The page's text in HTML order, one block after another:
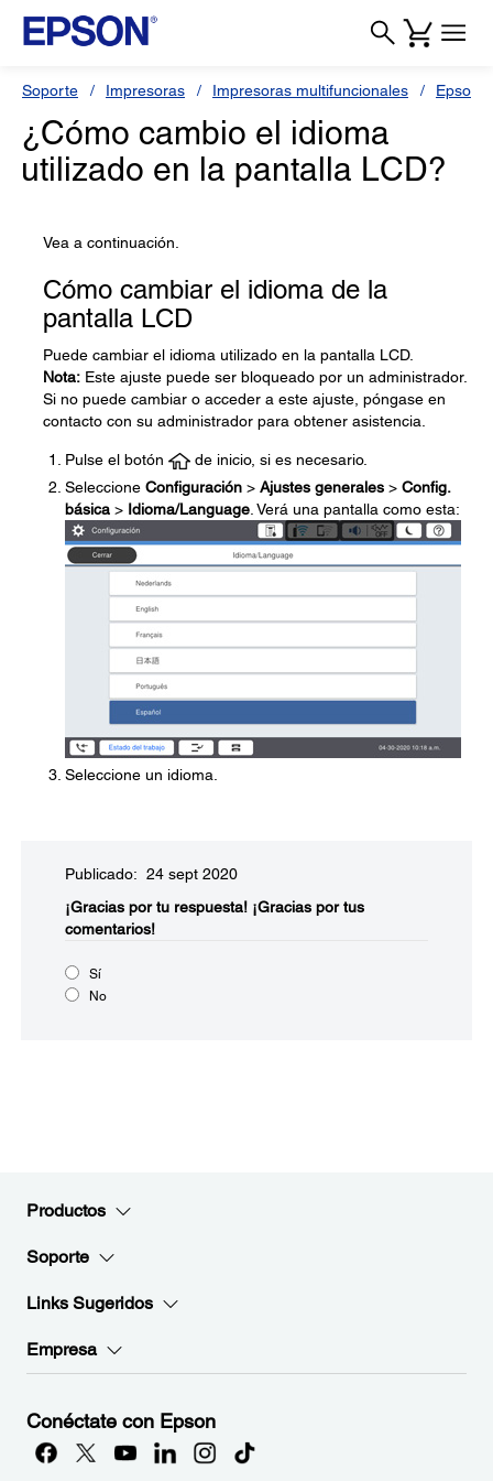
Soporte Impresoras Impresoras multifuncionales Epson
¿Cómo cambio el idioma
utilizado en la pantalla LCD?
Vea a continuación.
Cómo cambiar el idioma de la
pantalla LCD
Puede cambiar el idioma utilizado en la pantalla LCD.
Nota: Este ajuste puede ser bloqueado por un administrador.
Si no puede cambiar o acceder a este ajuste, póngase en
contacto con su administrador para obtener asistencia.
Pulse el botón
de inicio, si es necesario.
Seleccione Configuración > Ajustes generales > Config.
básica > Idioma/Language . Verá una pantalla como esta:
Seleccione un idioma.
Publicado: 24 sept 2020
¡Gracias por tu respuesta! ¡Gracias por tus
comentarios!
Sí
No
Productos
Soporte
Links Sugeridos
Empresa
Conéctate con Epson